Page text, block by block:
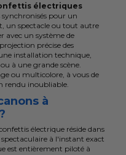
électriques
synchronisés pour un
un spectacle ou tout autre
avec un système de
précise des
installation technique,
à une grande scène.
ou multicolore, à vous de
rendu inoubliable.
à
électrique réside dans
à l'instant exact
est entièrement piloté à